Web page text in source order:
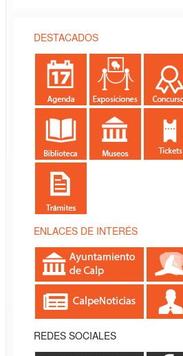
DESTACADOS
ENLACES DE INTERÉS
REDES SOCIALES